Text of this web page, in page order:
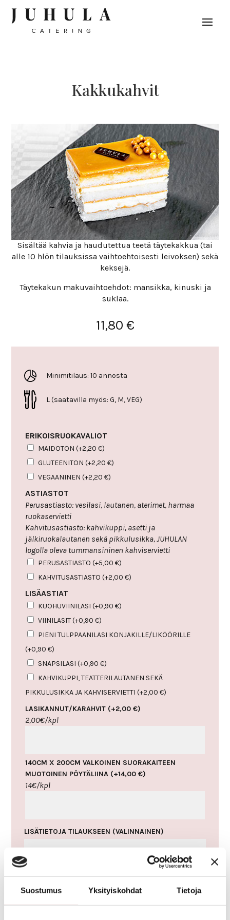
Suostumus Yksityiskohdat Tietoja
Sisältää kahvia ja haudutettua teetä täytekakkua (tai
alle 10 hlön tilauksissa vaihtoehtoisesti leivoksen) sekä
keksejä.
Täytekakun makuvaihtoehdot: mansikka, kinuski ja
suklaa.
11,80 €
Minimitilaus: 10 annosta
L (saatavilla myös: G, M, VEG)
ERIKOISRUOKAVALIOT
MAIDOTON(+2,20€)
GLUTEENITON(+2,20€)
VEGAANINEN(+2,20€)
ASTIASTOT
Perusastiasto: vesilasi, lautanen, aterimet, harmaa
ruokaservietti
Kahvitusastiasto: kahvikuppi, asetti ja
jälkiruokalautanen sekä pikkulusikka, JUHULAN
logolla oleva tummansininen kahviservietti
PERUSASTIASTO(+5,00€)
KAHVITUSASTIASTO(+2,00€)
LISÄASTIAT
KUOHUVIINILASI(+0,90€)
VIINILASIT(+0,90€)
PIENI TULPPAANILASI KONJAKILLE/LIKÖÖRILLE
(+0,90€)
SNAPSILASI(+0,90€)
KAHVIKUPPI, TEATTERILAUTANEN SEKÄ
PIKKULUSIKKA JA KAHVISERVIETTI(+2,00€)
LASIKANNUT/KARAHVIT (+2,00€)
2,00€/kpl
140CM X 200CM VALKOINEN SUORAKAITEEN
MUOTOINEN PÖYTÄLIINA (+14,00€)
14€/kpl
LISÄTIETOJA TILAUKSEEN (VALINNAINEN)
LISÄÄ OSTOSKORIIN
Kak­ku­kahvit